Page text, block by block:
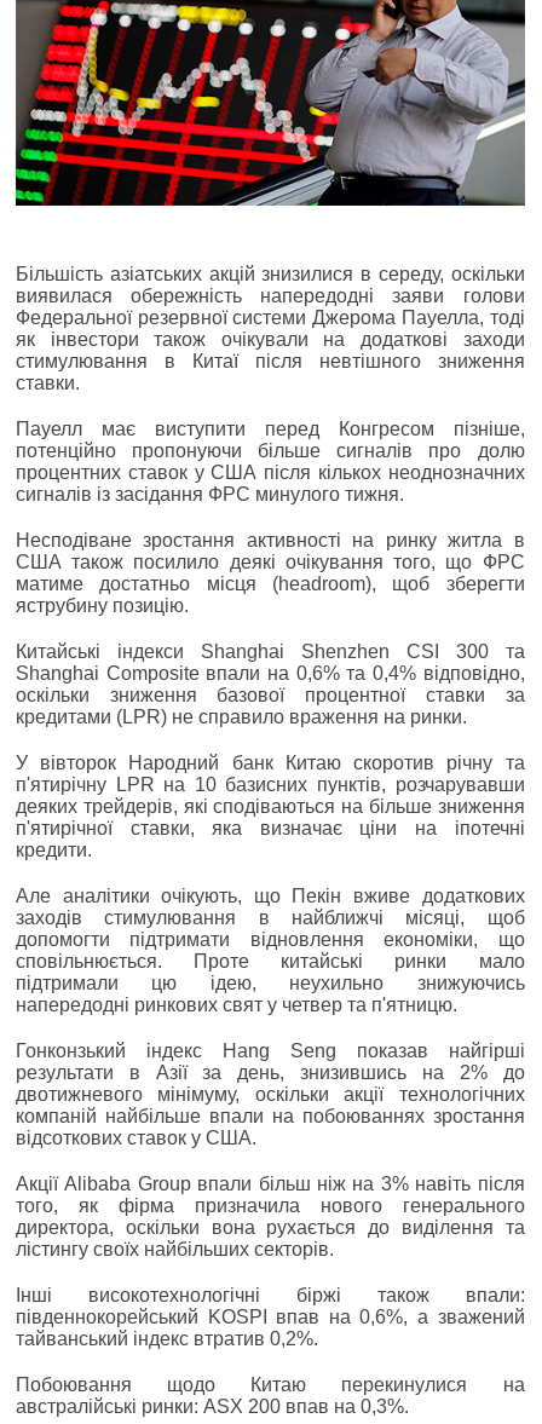
Більшість азіатських акцій знизилися в середу, оскільки
виявилася обережність напередодні заяви голови
Федеральної резервної системи Джерома Пауелла, тоді
як інвестори також очікували на додаткові заходи
стимулювання в Китаї після невтішного зниження
ставки.
Пауелл має виступити перед Конгресом пізніше,
потенційно пропонуючи більше сигналів про долю
процентних ставок у США після кількох неоднозначних
сигналів із засідання ФРС минулого тижня.
Несподіване зростання активності на ринку житла в
США також посилило деякі очікування того, що ФРС
матиме достатньо місця (headroom), щоб зберегти
яструбину позицію.
Китайські індекси Shanghai Shenzhen CSI 300 та
Shanghai Composite впали на 0,6% та 0,4% відповідно,
оскільки зниження базової процентної ставки за
кредитами (LPR) не справило враження на ринки.
У вівторок Народний банк Китаю скоротив річну та
п'ятирічну LPR на 10 базисних пунктів, розчарувавши
деяких трейдерів, які сподіваються на більше зниження
п'ятирічної ставки, яка визначає ціни на іпотечні
кредити.
Але аналітики очікують, що Пекін вживе додаткових
заходів стимулювання в найближчі місяці, щоб
допомогти підтримати відновлення економіки, що
сповільнюється. Проте китайські ринки мало
підтримали цю ідею, неухильно знижуючись
напередодні ринкових свят у четвер та п'ятницю.
Гонконзький індекс Hang Seng показав найгірші
результати в Азії за день, знизившись на 2% до
двотижневого мінімуму, оскільки акції технологічних
компаній найбільше впали на побоюваннях зростання
відсоткових ставок у США.
Акції Alibaba Group впали більш ніж на 3% навіть після
того, як фірма призначила нового генерального
директора, оскільки вона рухається до виділення та
лістингу своїх найбільших секторів.
Інші високотехнологічні біржі також впали:
південнокорейський KOSPI впав на 0,6%, а зважений
тайванський індекс втратив 0,2%.
Побоювання щодо Китаю перекинулися на
австралійські ринки: ASX 200 впав на 0,3%.